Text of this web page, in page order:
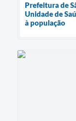
Prefeitura de
Unidade de
à população